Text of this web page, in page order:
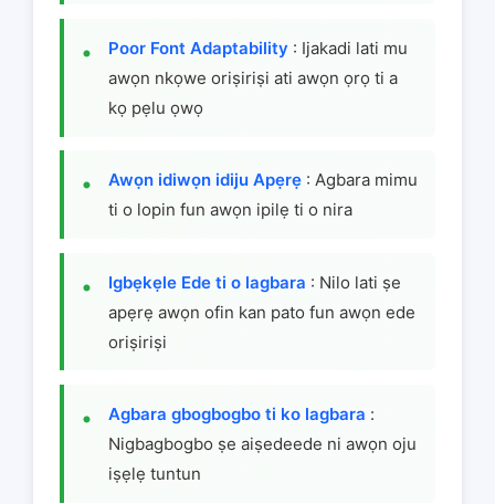
Poor Font Adaptability : Ijakadi lati mu
awọn nkọwe oriṣiriṣi ati awọn ọrọ ti a
kọ pẹlu ọwọ
Awọn idiwọn idiju Apẹrẹ : Agbara mimu
ti o lopin fun awọn ipilẹ ti o nira
Igbẹkẹle Ede ti o lagbara : Nilo lati ṣe
apẹrẹ awọn ofin kan pato fun awọn ede
oriṣiriṣi
Agbara gbogbogbo ti ko lagbara :
Nigbagbogbo ṣe aiṣedeede ni awọn oju
iṣẹlẹ tuntun